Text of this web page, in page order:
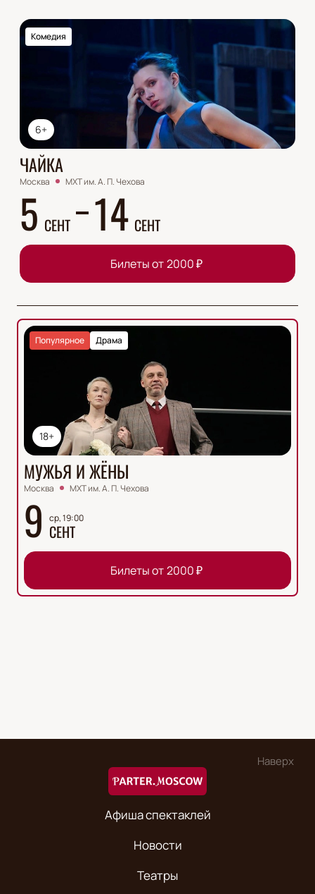
6+
Комедия
ЧАЙКА
Москва МХТ им. А. П. Чехова
5 СЕНТ 14 СЕНТ
Билеты от 2000₽
18+
Драма
Популярное
МУЖЬЯ И ЖЁНЫ
Москва МХТ им. А. П. Чехова
9 ср, 19:00
СЕНТ
Билеты от 2000₽
Наверх
Афиша спектаклей
Новости
Театры